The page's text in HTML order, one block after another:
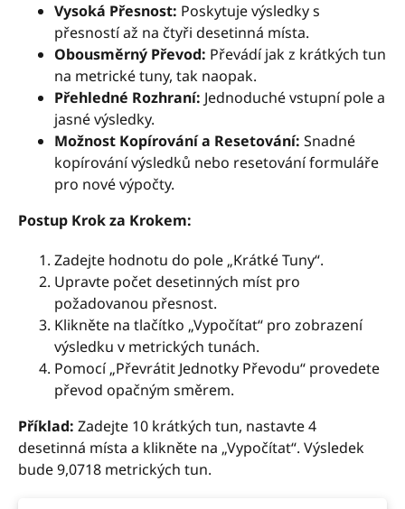
Vysoká Přesnost: Poskytuje výsledky s
přesností až na čtyři desetinná místa.
Obousměrný Převod: Převádí jak z krátkých tun
na metrické tuny, tak naopak.
Přehledné Rozhraní: Jednoduché vstupní pole a
jasné výsledky.
Možnost Kopírování a Resetování: Snadné
kopírování výsledků nebo resetování formuláře
pro nové výpočty.
Postup Krok za Krokem:
Zadejte hodnotu do pole „Krátké Tuny“.
Upravte počet desetinných míst pro
požadovanou přesnost.
Klikněte na tlačítko „Vypočítat“ pro zobrazení
výsledku v metrických tunách.
Pomocí „Převrátit Jednotky Převodu“ provedete
převod opačným směrem.
Příklad: Zadejte 10 krátkých tun, nastavte 4
desetinná místa a klikněte na „Vypočítat“. Výsledek
bude 9,0718 metrických tun.